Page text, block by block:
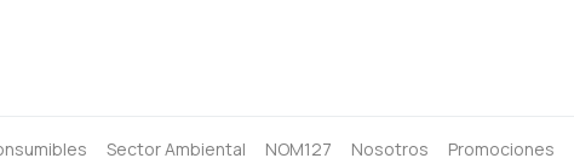
Sector Ambiental NOM127 Nosotros Promociones